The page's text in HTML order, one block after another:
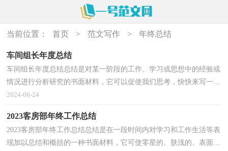
当前位置： 首页 > 范文写作 > 年终总结
车间组长年度总结
车间组长年度总结总结是对某一阶段的工作、学习或思想中的经验或
情况进行分析研究的书面材料，它可以促使我们思考，快快来写一份
总结吧。如何把总结做到重点突出呢？以下是小编收...
2024-06-24
2023客房部年终工作总结
2023客房部年终工作总结总结是在一段时间内对学习和工作生活等表
现加以总结和概括的一种书面材料，它可使零星的、肤浅的、表面的